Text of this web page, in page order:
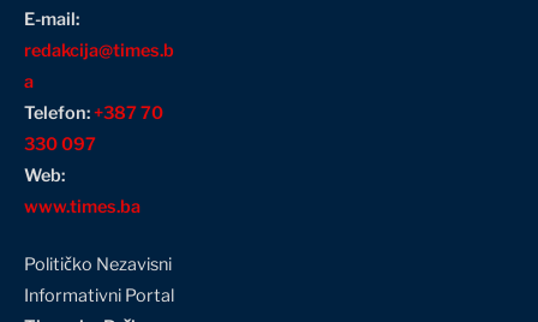
E-mail:
redakcija@times.b
a
Telefon:+387 70
330 097
Web:
www.times.ba
Političko Nezavisni
Informativni Portal